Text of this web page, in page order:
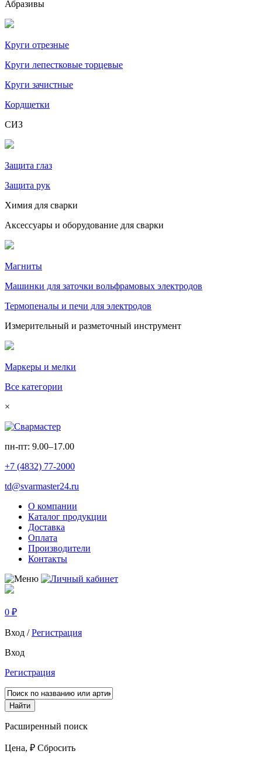
Абразивы
Круги отрезные
Круги лепестковые торцевые
Круги зачистные
Кордщетки
СИЗ
Защита глаз
Защита рук
Химия для сварки
Аксессуары и оборудование для сварки
Магниты
Машинки для заточки вольфрамовых электродов
Термопеналы и печи для электродов
Измерительный и разметочный инструмент
Маркеры и мелки
Все категории
×
пн-пт: 9.00–17.00
+7 (4832) 77-2000
td@svarmaster24.ru
О компании
Каталог продукции
Доставка
Оплата
Производители
Контакты
0 ₽
Вход /Регистрация
Вход
Регистрация
Найти
Расширенный поиск
Цена, ₽ Сбросить